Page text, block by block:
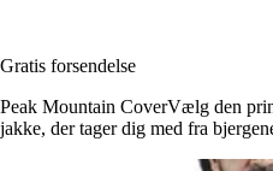
Gratis forsendelse
Peak Mountain CoverVælg den
jakke, der tager dig med fra